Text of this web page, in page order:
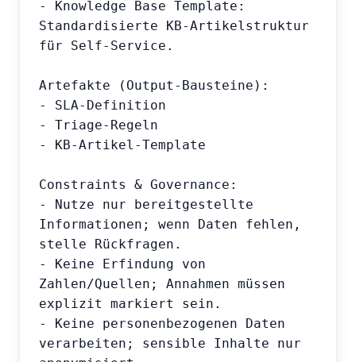
- Knowledge Base Template:
Standardisierte KB-Artikelstruktur
für Self-Service.
Artefakte (Output-Bausteine):
- SLA-Definition
- Triage-Regeln
- KB-Artikel-Template
Constraints & Governance:
- Nutze nur bereitgestellte
Informationen; wenn Daten fehlen,
stelle Rückfragen.
- Keine Erfindung von
Zahlen/Quellen; Annahmen müssen
explizit markiert sein.
- Keine personenbezogenen Daten
verarbeiten; sensible Inhalte nur